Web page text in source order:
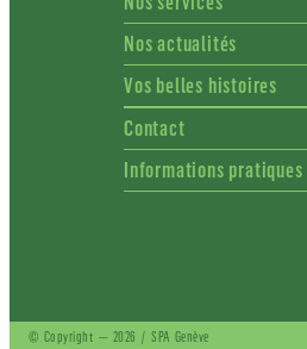
Nos actualités
Vos belles histoires
Contact
Informations pratiques
© Copyright — 2026 / SPA Genève